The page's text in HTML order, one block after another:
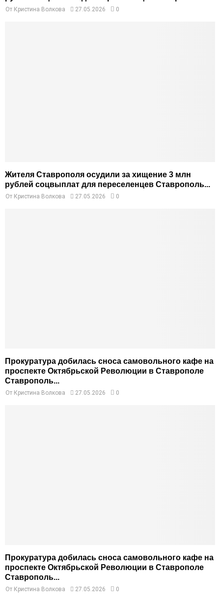
От Кристина Волкова 27.05.2026 0
Жителя Ставрополя осудили за хищение 3 млн
рублей соцвыплат для переселенцев Ставрополь...
От Кристина Волкова 27.05.2026 0
Прокуратура добилась сноса самовольного кафе на
проспекте Октябрьской Революции в Ставрополе
Ставрополь...
От Кристина Волкова 27.05.2026 0
Прокуратура добилась сноса самовольного кафе на
проспекте Октябрьской Революции в Ставрополе
Ставрополь...
От Кристина Волкова 27.05.2026 0